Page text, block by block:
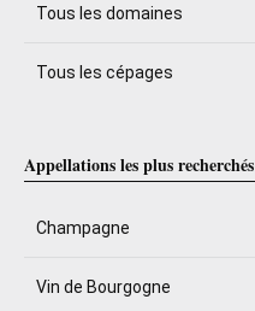
Tous les domaines
Tous les cépages
Appellations les plus recherchés
Champagne
Vin de Bourgogne